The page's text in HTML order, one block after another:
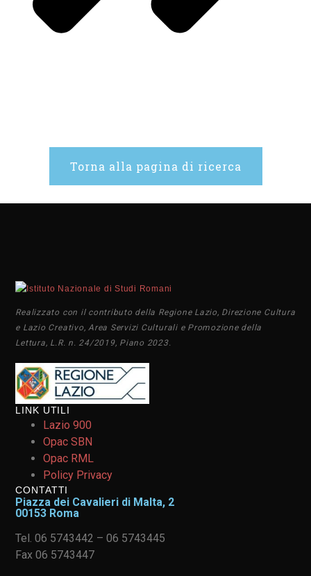
Torna alla pagina di ricerca
Realizzato con il contributo della Regione Lazio, Direzione Cultura
e Lazio Creativo, Area Servizi Culturali e Promozione della
Lettura, L.R. n. 24/2019, Piano 2023.
LINK UTILI
Lazio 900
Opac SBN
Opac RML
Policy Privacy
CONTATTI
Piazza dei Cavalieri di Malta, 2
00153 Roma
Tel. 06 5743442 – 06 5743445
Fax 06 5743447